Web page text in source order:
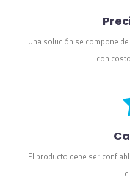
Una solución se compone
con
El producto debe ser